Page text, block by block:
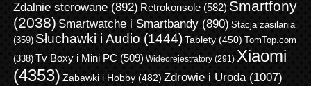
Zdalnie sterowane(892) Retrokonsole(582) Smartfony
(2038) Smartwatche i Smartbandy(890) Stacja zasilania
(359) Słuchawki i Audio (1444)Tablety(450)
TomTop.com
(338) Tv Boxy i Mini PC (509) Wideorejestratory(291) Xiaomi
(4353) Zabawki i Hobby(482) Zdrowie i Uroda(1007)